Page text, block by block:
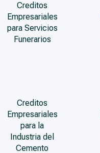
Creditos
Empresariales
para Servicios
Funerarios
Creditos
Empresariales
para la
Industria del
Cemento